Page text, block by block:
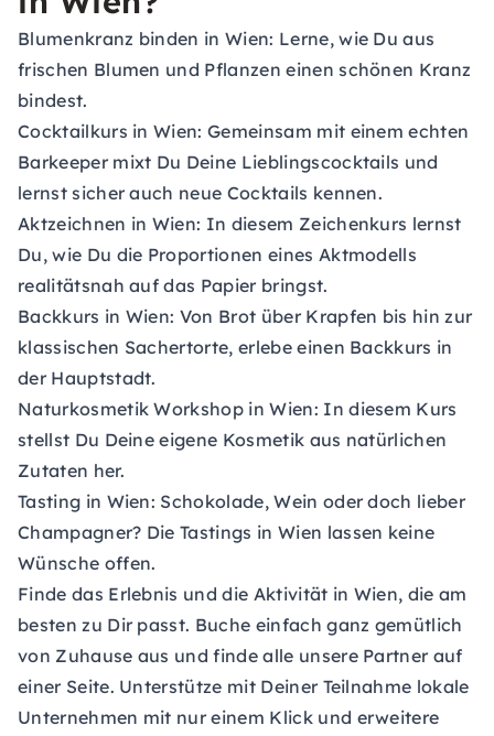
Blumenkranz binden in Wien: Lerne, wie Du aus
frischen Blumen und Pflanzen einen schönen Kranz
bindest.
Cocktailkurs in Wien: Gemeinsam mit einem echten
Barkeeper mixt Du Deine Lieblingscocktails und
lernst sicher auch neue Cocktails kennen.
Aktzeichnen in Wien: In diesem Zeichenkurs lernst
Du, wie Du die Proportionen eines Aktmodells
realitätsnah auf das Papier bringst.
Backkurs in Wien: Von Brot über Krapfen bis hin zur
klassischen Sachertorte, erlebe einen Backkurs in
der Hauptstadt.
Naturkosmetik Workshop in Wien: In diesem Kurs
stellst Du Deine eigene Kosmetik aus natürlichen
Zutaten her.
Tasting in Wien: Schokolade, Wein oder doch lieber
Champagner? Die Tastings in Wien lassen keine
Wünsche offen.
Finde das Erlebnis und die Aktivität in Wien, die am
besten zu Dir passt. Buche einfach ganz gemütlich
von Zuhause aus und finde alle unsere Partner auf
einer Seite. Unterstütze mit Deiner Teilnahme lokale
Unternehmen mit nur einem Klick und erweitere